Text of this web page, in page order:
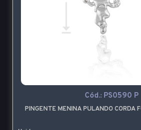
Cód.: PS0590 P
PINGENTE MENINA PULANDO CORDA